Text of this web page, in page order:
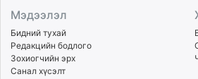
Мэдээлэл
Бидний тухай
Редакцийн бодлого
Зохиогчийн эрх
Санал хүсэлт